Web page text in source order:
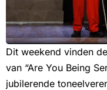
Dit weekend vinden
van “Are You Being
jubilerende